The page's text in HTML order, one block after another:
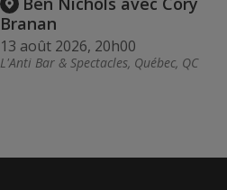
Branan
13 août 2026, 20h00
L'Anti Bar & Spectacles, Québec, QC